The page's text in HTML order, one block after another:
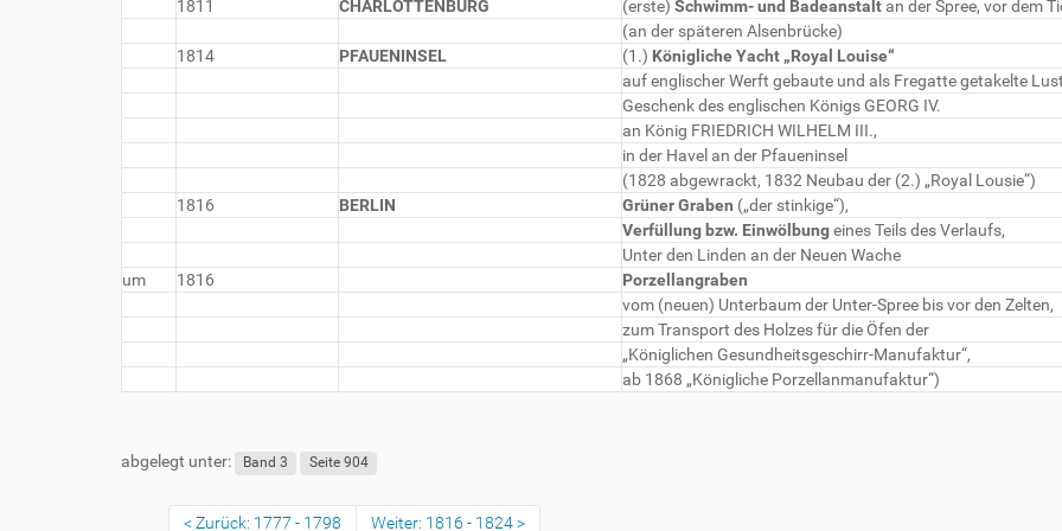
1811
CHARLOTTENBURG (erste) Schwimm- und Badeanstalt an der Spree, vor dem
(an der späteren Alsenbrücke)
1814
PFAUENINSEL (1.) Königliche Yacht „Royal Louise“
auf englischer Werft gebaute und als Fregatte getakelte
Geschenk des englischen Königs GEORG IV.
an König FRIEDRICH WILHELM III.,
in der Havel an der Pfaueninsel
(1828 abgewrackt, 1832 Neubau der (2.) „Royal Lousie“)
1816
BERLIN Grüner Graben („der stinkige“),
Verfüllung bzw. Einwölbungeines Teils des Verlaufs,
Unter den Linden an der Neuen Wache
um
1816
Porzellangraben
vom (neuen) Unterbaum der Unter-Spree bis vor den Zelten,
zum Transport des Holzes für die Öfen der
„Königlichen Gesundheitsgeschirr-Manufaktur“,
ab 1868 „Königliche Porzellanmanufaktur“)
abgelegt unter: Band 3 Seite 904
Zurück: 1777 - 1798 Weiter: 1816 - 1824